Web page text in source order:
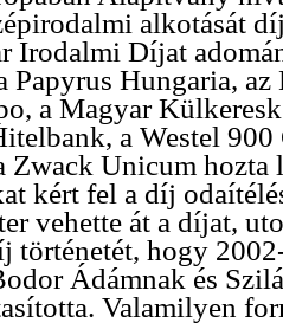
alkotását
Irodalmi Díjat
Papyrus Hungaria,
a Magyar
a Westel
Zwack Unicum
kért fel a díj
vehette át a díjat,
történetét, hogy
Ádámnak és
Valamilyen